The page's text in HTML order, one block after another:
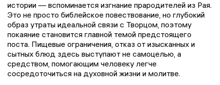
истории — вспоминается изгнание прародителей из Рая.
Это не просто библейское повествование, но глубокий
образ утраты идеальной связи с Творцом, поэтому
покаяние становится главной темой предстоящего
поста. Пищевые ограничения, отказ от изысканных и
сытных блюд здесь выступают не самоцелью, а
средством, помогающим человеку легче
сосредоточиться на духовной жизни и молитве.